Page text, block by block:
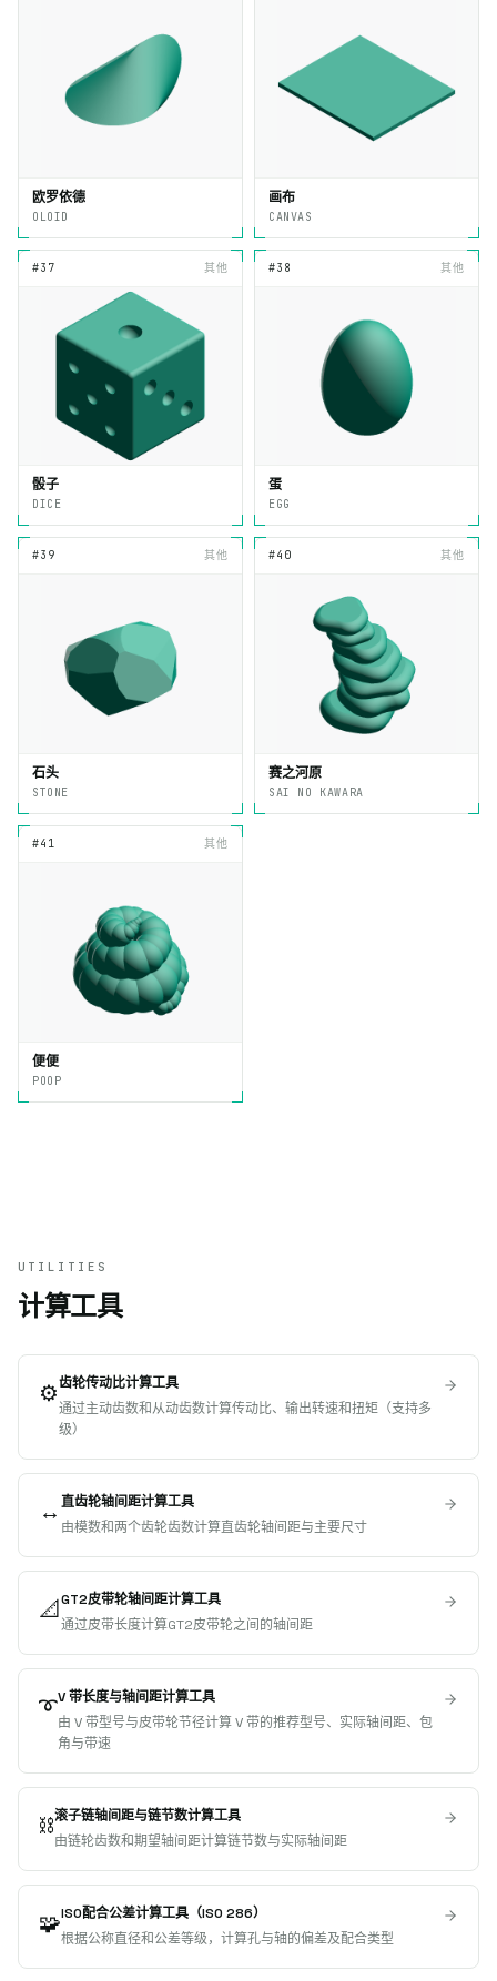
欧罗依德
OLOID
画布
CANVAS
#37 其他
骰子
DICE
#38 其他
蛋
EGG
#39 其他
石头
STONE
#40 其他
赛之河原
SAI NO KAWARA
#41 其他
便便
POOP
UTILITIES
计算工具
⚙️齿轮传动比计算工具
通过主动齿数和从动齿数计算传动比、输出转速和扭矩（支持多
级）
↔️ 直齿轮轴间距计算工具
由模数和两个齿轮齿数计算直齿轮轴间距与主要尺寸
📐GT2皮带轮轴间距计算工具
通过皮带长度计算GT2皮带轮之间的轴间距
➰V 带长度与轴间距计算工具
由 V 带型号与皮带轮节径计算 V 带的推荐型号、实际轴间距、包
角与带速
⛓️滚子链轴间距与链节数计算工具
由链轮齿数和期望轴间距计算链节数与实际轴间距
🧩ISO配合公差计算工具（ISO 286）
根据公称直径和公差等级，计算孔与轴的偏差及配合类型